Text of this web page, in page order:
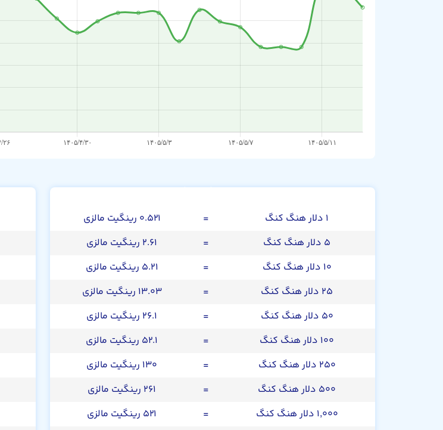
۱ دلار هنگ کنگ =
۰.۵۲۱ رینگیت مالزی
۵ دلار هنگ کنگ
=
۲.۶۱ رینگیت مالزی
۱۰ دلار هنگ کنگ
=
۵.۲۱ رینگیت مالزی
۲۵ دلار هنگ کنگ
=
۱۳.۰۳ رینگیت مالزی
۵۰ دلار هنگ کنگ
=
۲۶.۱ رینگیت مالزی
۱۰۰ دلار هنگ کنگ
=
۵۲.۱ رینگیت مالزی
۲۵۰ دلار هنگ کنگ
=
۱۳۰ رینگیت مالزی
۵۰۰ دلار هنگ کنگ
=
۲۶۱ رینگیت مالزی
۱,۰۰۰ دلار هنگ کنگ
=
۵۲۱ رینگیت مالزی